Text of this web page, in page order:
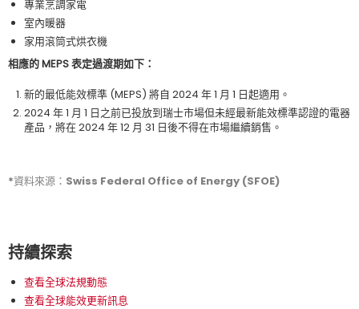
專業烹調家電
室內暖器
家用滾筒式烘衣機
相應的 MEPS 表定過渡期如下：
新的最低能效標準 (MEPS) 將自 2024 年 1 月 1 日起適用。
2024 年 1 月 1 日之前已投放到瑞士市場但未經最新能效標準認證的電器
產品，將在 2024 年 12 月 31 日後不得在市場繼續銷售。
*資料來源：Swiss Federal Office of Energy (SFOE)
持續探索
查看全球法規動態
查看全球能效更新訊息